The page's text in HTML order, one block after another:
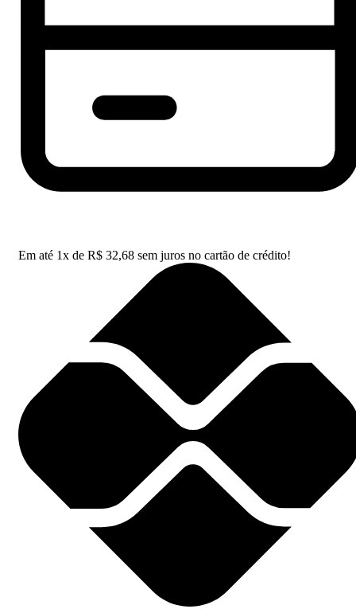
Em até 1x de R$ 32,68 sem juros no cartão de crédito!